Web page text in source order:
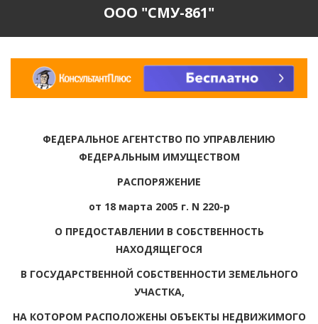
ООО "СМУ-861"
ФЕДЕРАЛЬНОЕ АГЕНТСТВО ПО УПРАВЛЕНИЮ
ФЕДЕРАЛЬНЫМ ИМУЩЕСТВОМ
РАСПОРЯЖЕНИЕ
от 18 марта 2005 г. N 220-р
О ПРЕДОСТАВЛЕНИИ В СОБСТВЕННОСТЬ
НАХОДЯЩЕГОСЯ
В ГОСУДАРСТВЕННОЙ СОБСТВЕННОСТИ ЗЕМЕЛЬНОГО
УЧАСТКА,
НА КОТОРОМ РАСПОЛОЖЕНЫ ОБЪЕКТЫ НЕДВИЖИМОГО